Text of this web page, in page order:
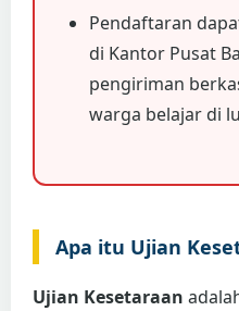
Pendaftaran
di Kantor Pusat
pengiriman
warga belajar di
Apa itu Ujian
Ujian Kesetaraan